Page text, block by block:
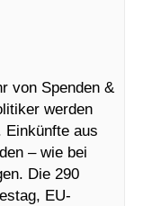
von Spenden &
werden
Einkünfte aus
– wie bei
Die 290
EU-